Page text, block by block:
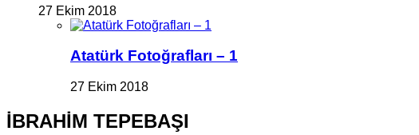
27 Ekim 2018
Atatürk Fotoğrafları – 1
27 Ekim 2018
İBRAHİM TEPEBAŞI